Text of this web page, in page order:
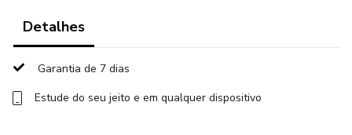
Detalhes
Garantia de 7 dias
Estude do seu jeito e em qualquer dispositivo